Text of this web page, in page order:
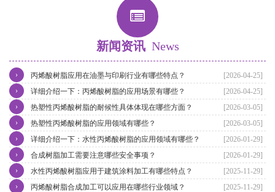
新闻资讯 News
[2026-04-25]
丙烯酸树脂应用在油墨与印刷行业有哪些特点？
›
[2026-04-25]
详细介绍一下：丙烯酸树脂的应用场景有哪些？
›
[2026-03-05]
热塑性丙烯酸树脂的耐候性具体体现在哪些方面？
›
[2026-03-05]
热塑性丙烯酸树脂的应用领域有哪些？
›
[2026-01-29]
详细介绍一下：水性丙烯酸树脂的应用领域有哪些？
›
[2026-01-29]
合成树脂加工需要注意哪些安全事项？
›
[2025-11-29]
水性丙烯酸树脂应用于建筑涂料加工有哪些特点？
›
[2025-11-29]
丙烯酸树脂合成加工可以应用在哪些行业领域？
›